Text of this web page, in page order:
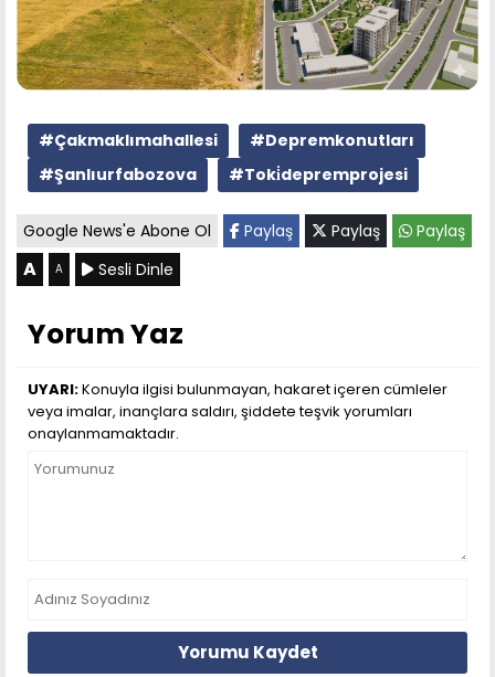
#Çakmaklımahallesi
#Depremkonutları
#Şanlıurfabozova
#Toki̇depremprojesi
Google News'e Abone Ol Paylaş Paylaş Paylaş
A A Sesli Dinle
Yorum Yaz
UYARI:Konuyla ilgisi bulunmayan, hakaret içeren cümleler
veya imalar, inançlara saldırı, şiddete teşvik yorumları
onaylanmamaktadır.
Yorumu Kaydet